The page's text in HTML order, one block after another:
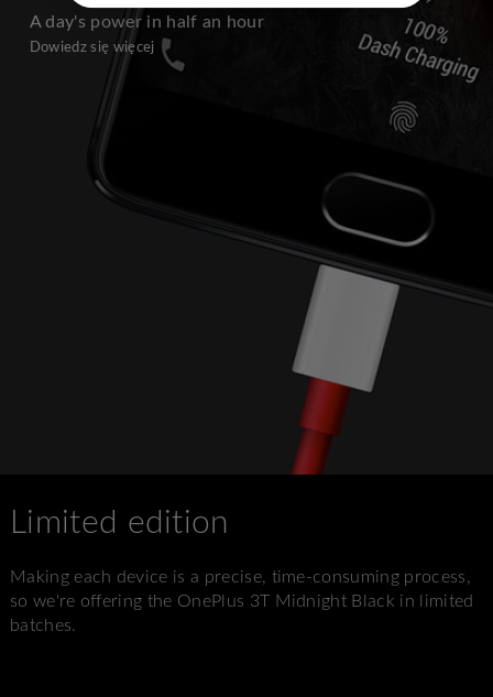
A day's power in half an hour
Dowiedz się więcej
Limited edition
Making each device is a precise, time-consuming process,
so we're offering the OnePlus 3T Midnight Black in limited
batches.